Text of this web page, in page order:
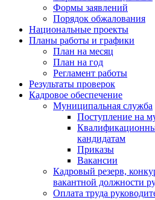
Формы заявлений
Порядок обжалования
Национальные проекты
Планы работы и графики
План на месяц
План на год
Регламент работы
Результаты проверок
Кадровое обеспечение
Муниципальная служба
Поступление на
кандидатам
Приказы
Вакансии
Кадровый резерв,
вакантной должности
Оплата труда